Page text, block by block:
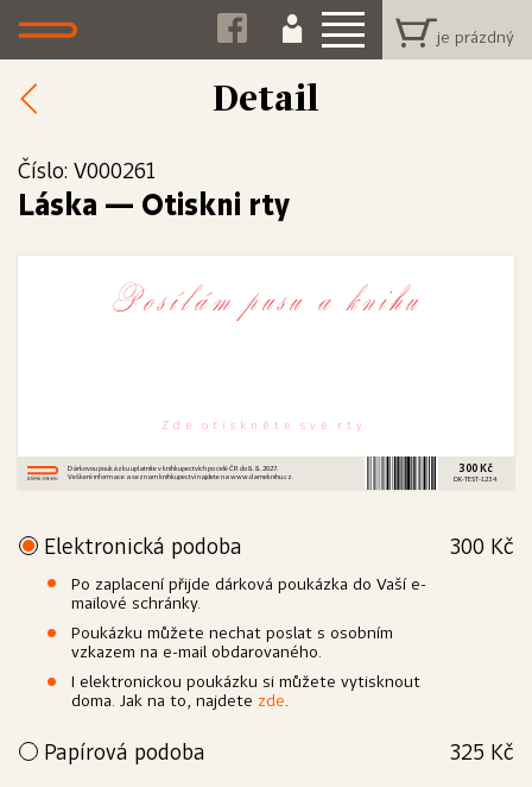
Detail
Číslo: V000261
Láska — Otiskni rty
P o s í l á m   p u s u   a   k n i h u
Z  d  e    o  t  i  s  k  n  ě  t  e    s  v  é    r  t  y
Dárkovou poukázku uplatníte v knihkupectvích po celé ČR do 8. 8. 2027.
Veškeré informace a seznam knihkupectví najdete na www.dameknihu.cz.
300 Kč
DK-TEST-1234
Elektronická podoba 300 Kč
Po zaplacení přijde dárková poukázka do Vaší e-
mailové schránky.
Poukázku můžete nechat poslat s osobním
vzkazem na e-mail obdarovaného.
I elektronickou poukázku si můžete vytisknout
doma. Jak na to, najdete zde.
Papírová podoba 325 Kč